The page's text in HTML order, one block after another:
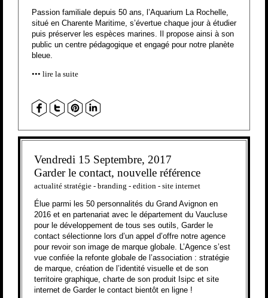
Passion familiale depuis 50 ans, l’Aquarium La Rochelle,
situé en Charente Maritime, s’évertue chaque jour à étudier
puis préserver les espèces marines. Il propose ainsi à son
public un centre pédagogique et engagé pour notre planète
bleue.
lire la suite
Vendredi 15 Septembre, 2017
Garder le contact, nouvelle référence
actualité stratégie - branding - edition - site internet
Élue parmi les 50 personnalités du Grand Avignon en
2016 et en partenariat avec le département du Vaucluse
pour le développement de tous ses outils, Garder le
contact sélectionne lors d’un appel d’offre notre agence
pour revoir son image de marque globale. L’Agence s’est
vue confiée la refonte globale de l’association : stratégie
de marque, création de l’identité visuelle et de son
territoire graphique, charte de son produit Isipc et site
internet de Garder le contact bientôt en ligne !